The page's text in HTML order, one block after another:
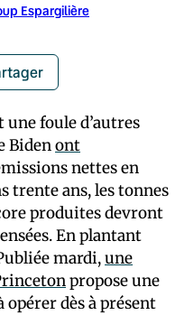
Espargilière
une foule d’autres
Bidenont
nettes en
trente ans, les tonnes
produites devront
En plantant
mardi,une
propose une
dès à présent